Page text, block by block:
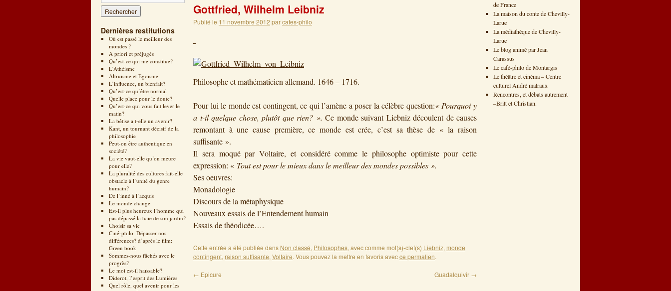
Dernières restitutions
Où est passé le meilleur des
mondes ?
A priori et préjugés
Qu’est-ce qui me constitue?
L’Athéisme
Altruisme et Egoïsme
L’influence, un bienfait?
Qu’est-ce qu’être normal
Quelle place pour le doute?
Qu’est-ce qui vous fait lever le
matin?
La bêtise a t-elle un avenir?
Kant, un tournant décisif de la
philosophie
Peut-on être authentique en
société?
La vie vaut-elle qu’on meure
pour elle?
La pluralité des cultures fait-elle
obstacle à l’unité du genre
humain?
De l’inné à l’acquis
Le monde change
Est-il plus heureux l’homme qui
pas dépassé la haie de son jardin?
Choisir sa vie
Ciné-philo: Dépasser nos
différences? d’après le film:
Green book
Sommes-nous fâchés avec le
progrès?
Le moi est-il haïssable?
Diderot, l’esprit des Lumières
Quel rôle, quel avenir pour les
Gottfried, Wilhelm Leibniz
Publié le 11 novembre 2012 parcafes-philo
Philosophe et mathématicien allemand. 1646 – 1716.
Pour lui le monde est contingent, ce qui l’amène a poser la célèbre question:« Pourquoi y
a t-il quelque chose, plutôt que rien? ». Ce monde suivant Liebniz découlent de causes
remontant à une cause première, ce monde est crée, c’est sa thèse de « la raison
suffisante ».
Il sera moqué par Voltaire, et considéré comme le philosophe optimiste pour cette
expression: « Tout est pour le mieux dans le meilleur des mondes possibles ».
Ses oeuvres:
Monadologie
Discours de la métaphysique
Nouveaux essais de l’Entendement humain
Essais de théodicée….
Cette entrée a été publiée dans Non classé, Philosophes, avec comme mot(s)-clef(s) Liebniz, monde
contingent, raison suffisante, Voltaire. Vous pouvez la mettre en favoris avecce permalien.
← Epicure Guadalquivir →
de France
La maison du conte de Chevilly-
Larue
La médiathèque de Chevilly-
Larue
Le blog animé par Jean
Carassus
Le café-philo de Montargis
Le théâtre et cinéma – Centre
culturel André malraux
Rencontres, et débats autrement
–Britt et Christian.